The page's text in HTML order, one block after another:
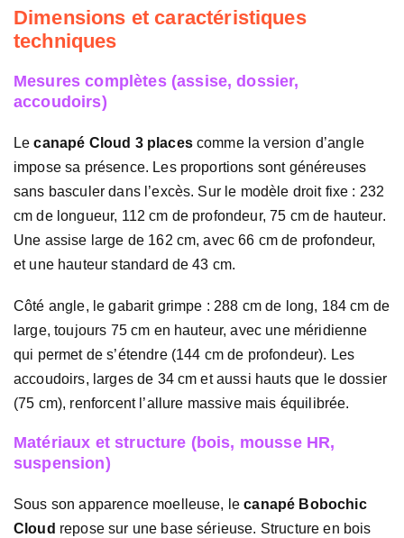
Dimensions et caractéristiques
techniques
Mesures complètes (assise, dossier,
accoudoirs)
Lecanapé Cloud 3 placescomme la version d’angle
impose sa présence. Les proportions sont généreuses
sans basculer dans l’excès. Sur le modèle droit fixe : 232
cm de longueur, 112 cm de profondeur, 75 cm de hauteur.
Une assise large de 162 cm, avec 66 cm de profondeur,
et une hauteur standard de 43 cm.
Côté angle, le gabarit grimpe : 288 cm de long, 184 cm de
large, toujours 75 cm en hauteur, avec une méridienne
qui permet de s’étendre (144 cm de profondeur). Les
accoudoirs, larges de 34 cm et aussi hauts que le dossier
(75 cm), renforcent l’allure massive mais équilibrée.
Matériaux et structure (bois, mousse HR,
suspension)
Sous son apparence moelleuse, lecanapé Bobochic
Cloud repose sur une base sérieuse. Structure en bois